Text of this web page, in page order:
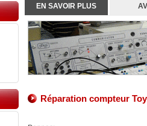
EN SAVOIR PLUS
Réparation compteur